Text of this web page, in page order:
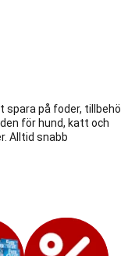
på foder,
för hund, katt och
Alltid snabb